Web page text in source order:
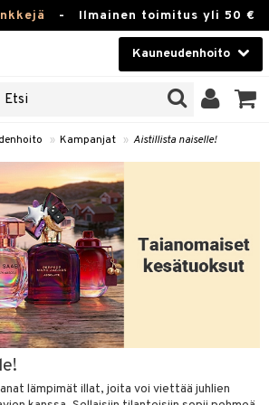
- Ilmainen toimitus yli 50 €
Kauneudenhoito
» Kampanjat » Aistillista naiselle!
lämpimät illat, joita voi viettää juhlien